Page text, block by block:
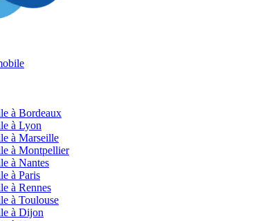
à Bordeaux
à Lyon
à Marseille
à Montpellier
à Nantes
à Paris
à Rennes
à Toulouse
à Dijon